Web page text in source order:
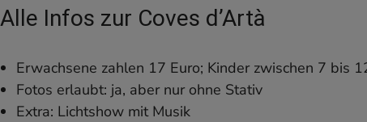
Alle Infos zur Coves d’Artà
Erwachsene zahlen 17 Euro; Kinder zwischen 7 bis
Fotos erlaubt: ja, aber nur ohne Stativ
Extra: Lichtshow mit Musik